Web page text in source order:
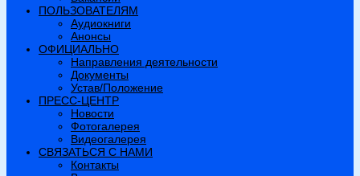
ПОЛЬЗОВАТЕЛЯМ
Аудиокниги
Анонсы
ОФИЦИАЛЬНО
Направления деятельности
Документы
Устав/Положение
ПРЕСС-ЦЕНТР
Новости
Фотогалерея
Видеогалерея
СВЯЗАТЬСЯ С НАМИ
Контакты